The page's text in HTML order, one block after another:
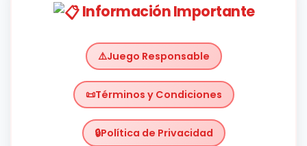
Información Importante
Juego Responsable
Términos y Condiciones
Política de Privacidad